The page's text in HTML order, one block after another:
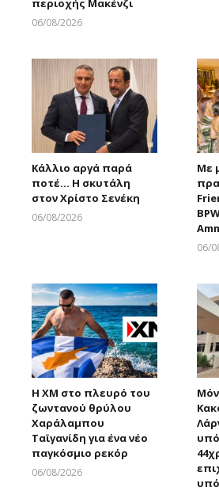
περιοχής Μακένζι
06/08/2026
Κάλλιο αργά παρά
ποτέ… Η σκυτάλη
στον Χρίστο Σενέκη
06/08/2026
Με
06/
Η XM στο πλευρό του
ζωντανού θρύλου
Χαράλαμπου
Ταϊγανίδη για ένα νέο
παγκόσμιο ρεκόρ
06/08/2026